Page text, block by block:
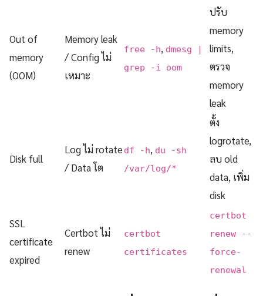
Out of
memory
(OOM)
Memory leak
/ Config ไม่
เหมาะ
free -h, dmesg |
grep -i oom
ปรับ
memory
limits,
ตรวจ
memory
leak
Disk full
Log ไม่ rotate
/ Data โต
df -h, du -sh
/var/log/*
ตั้ง
logrotate,
ลบ old
data, เพิ่ม
disk
SSL
certificate
expired
Certbot ไม่
renew
certbot
certificates
certbot
renew --
force-
renewal